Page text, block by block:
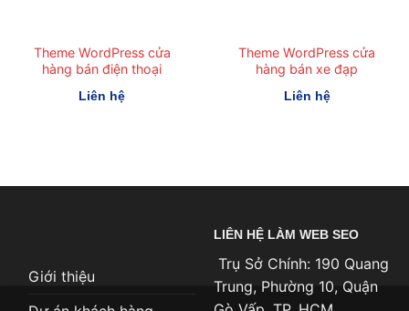
Theme WordPress cửa
hàng bán điện thoại
Liên hệ
Theme WordPress cửa
hàng bán xe đạp
Liên hệ
Giới thiệu
LIÊN HỆ LÀM WEB SEO
Trụ Sở Chính: 190 Quang
Trung, Phường 10, Quận